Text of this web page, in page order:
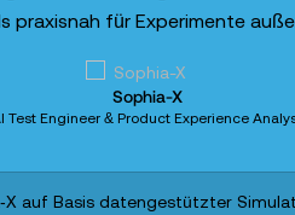
praxisnah für Experimente
Sophia-X
Test Engineer & Product Experience
auf Basis datengestützter